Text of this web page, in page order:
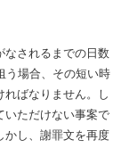
なされるまでの日数
う場合、その短い時
ばなりません。し
いただけない事案で
かし、謝罪文を再度